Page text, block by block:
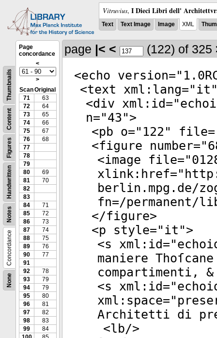
Vitruvius, I Dieci Libri dell'
Text Text Image Image XML
None
Concordance
Notes
Handwritten
Figures
Content
Thumbnails
Page
concordance
<
>
ScanOriginal
71
63
72
64
73
65
74
66
75
67
76
68
77
78
79
80
69
81
70
82
83
84
71
85
72
86
73
87
74
88
75
89
76
90
77
91
92
78
93
79
94
79
95
80
96
81
97
82
98
83
99
84
page |< < (122) of 325
<echo version="
<text xml:lang=" it
<div xml:id="
n="43">
<pb o=" 122 " file
<figure number="
<image file="
xlink:href="
berlin.mpg.de/
fn=/permanent/
</figure>
<p style=" it ">
<s xml:id="
maniere
compartimenti,
<s xml:id="
xml:space="
Architetti di
<lb/>